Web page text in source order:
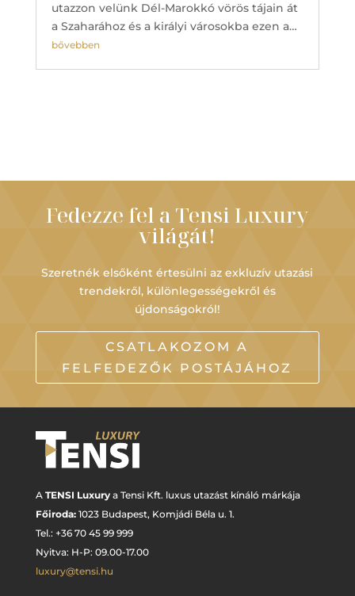
utazzon velünk Dél-Marokkó vörös tájain át
a Szaharához és a királyi városokba ezen a…
bővebben
Fedezze fel a Tensi Luxury
világát!
Szeretnék elsőként értesülni az exkluzív utazási
trendekről, különlegességekről és
újdonságokról!
CSATLAKOZOM A
FELFEDEZŐK POSTÁJÁHOZ
A TENSI Luxurya Tensi Kft. luxus utazást kínáló márkája
Főiroda: 1023 Budapest, Komjádi Béla u. 1.
Tel.: +36 70 45 99 999
Nyitva: H-P: 09.00-17.00
luxury@tensi.hu